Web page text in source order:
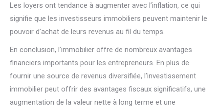
Les loyers ont tendance à augmenter avec l’inflation, ce qui
signifie que les investisseurs immobiliers peuvent maintenir le
pouvoir d’achat de leurs revenus au fil du temps.
En conclusion, l’immobilier offre de nombreux avantages
financiers importants pour les entrepreneurs. En plus de
fournir une source de revenus diversifiée, l’investissement
immobilier peut offrir des avantages fiscaux significatifs, une
augmentation de la valeur nette à long terme et une